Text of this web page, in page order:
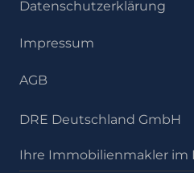
Datenschutzerklärung
Impressum
AGB
DRE Deutschland GmbH
Ihre Immobilienmakler im